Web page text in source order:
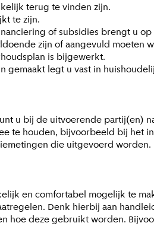
terug te vinden zijn.
te zijn.
of subsidies brengt u op
zijn of aangevuld moeten
is bijgewerkt.
gemaakt legt u vast in
u bij de uitvoerende partij(en)
te houden, bijvoorbeeld bij het
die uitgevoerd
en comfortabel mogelijk te
Denk hierbij aan
hoe deze gebruikt worden.